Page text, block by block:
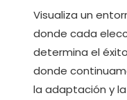
Visualiza un
donde cada
determina el
donde
la adaptación y